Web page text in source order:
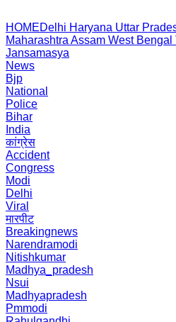
HOMEDelhi Haryana Uttar
Maharashtra Assam West Bengal
Jansamasya
News
Bjp
National
Police
Bihar
India
कांग्रेस
Accident
Congress
Modi
Delhi
Viral
मारपीट
Breakingnews
Narendramodi
Nitishkumar
Madhya_pradesh
Nsui
Madhyapradesh
Pmmodi